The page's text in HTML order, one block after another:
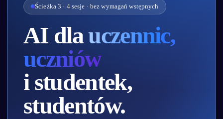
Ścieżka 3 · 4 sesje · bez wymagań wstępnych
AI dlauczennic,
uczniów
i studentek,
studentów.